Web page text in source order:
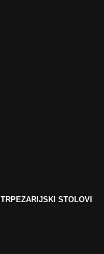
TRPEZARIJSKI STOLOVI